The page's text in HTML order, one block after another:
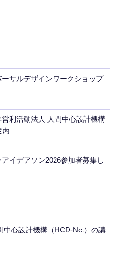
サルデザインワークショップ
営利活動法人 人間中心設計機構
内
イデアソン2026参加者募集し
中心設計機構（HCD-Net）の講